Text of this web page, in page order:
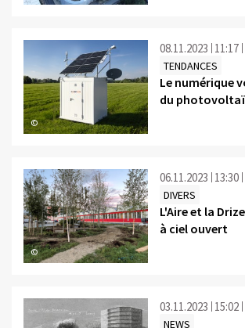
©
08.11.2023 11:17
TENDANCES
Le numérique
du
©
06.11.2023 13:30
DIVERS
L'Aire et la
à ciel ouvert
03.11.2023 15:02
NEWS